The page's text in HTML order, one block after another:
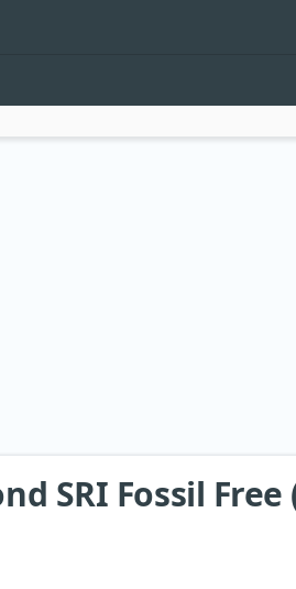
SRI Fossil Free